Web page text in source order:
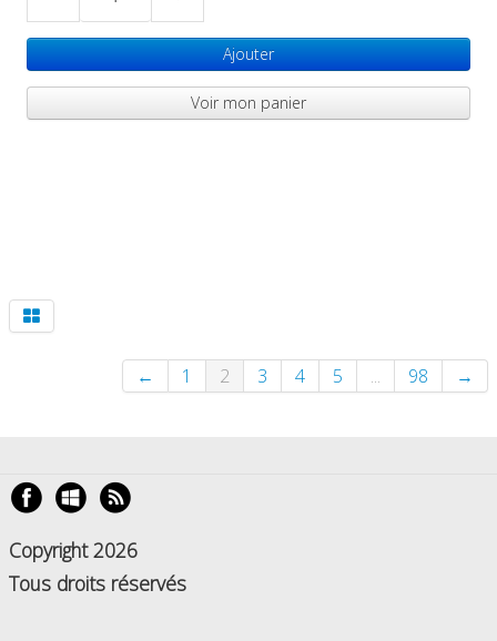
Ajouter
Voir mon panier
← 1 2 3 4 5 ... 98 →
Copyright 2026
Tous droits réservés